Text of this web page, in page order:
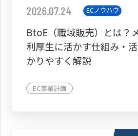
2026.07.24 ECノウハウ
BtoE（職域販売）とは？
利厚生に活かす仕組み・
かりやすく解説
EC事業計画